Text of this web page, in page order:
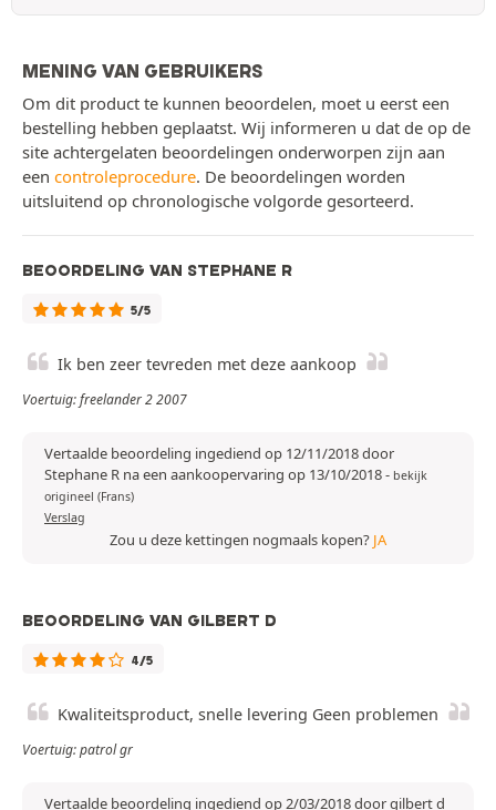
MENING VAN GEBRUIKERS
Om dit product te kunnen beoordelen, moet u eerst een
bestelling hebben geplaatst. Wij informeren u dat de op de
site achtergelaten beoordelingen onderworpen zijn aan
een controleprocedure. De beoordelingen worden
uitsluitend op chronologische volgorde gesorteerd.
BEOORDELING VAN STEPHANE R
5/5
Ik ben zeer tevreden met deze aankoop
Voertuig: freelander 2 2007
Vertaalde beoordeling ingediend op 12/11/2018 door
Stephane R na een aankoopervaring op 13/10/2018- bekijk
origineel (Frans)
Verslag
Zou u deze kettingen nogmaals kopen? JA
BEOORDELING VAN GILBERT D
4/5
Kwaliteitsproduct, snelle levering Geen problemen
Voertuig: patrol gr
Vertaalde beoordeling ingediend op 2/03/2018 door gilbert d